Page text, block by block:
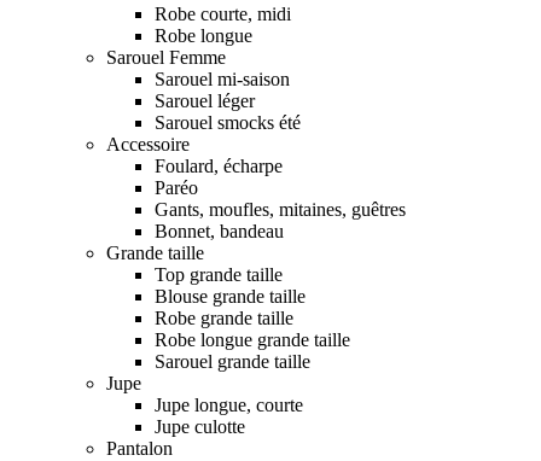
Robe courte, midi
Robe longue
Sarouel Femme
Sarouel mi-saison
Sarouel léger
Sarouel smocks été
Accessoire
Foulard, écharpe
Paréo
Gants, moufles, mitaines, guêtres
Bonnet, bandeau
Grande taille
Top grande taille
Blouse grande taille
Robe grande taille
Robe longue grande taille
Sarouel grande taille
Jupe
Jupe longue, courte
Jupe culotte
Pantalon